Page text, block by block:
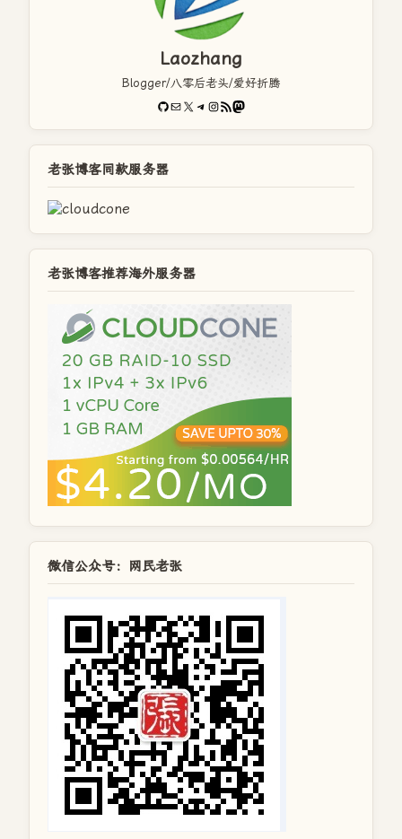
Laozhang
Blogger/八零后老头/爱好折腾
GitHub
电子邮件X Telegram
Instagram
RSS FeedMastodon
老张博客同款服务器
老张博客推荐海外服务器
微信公众号：网民老张